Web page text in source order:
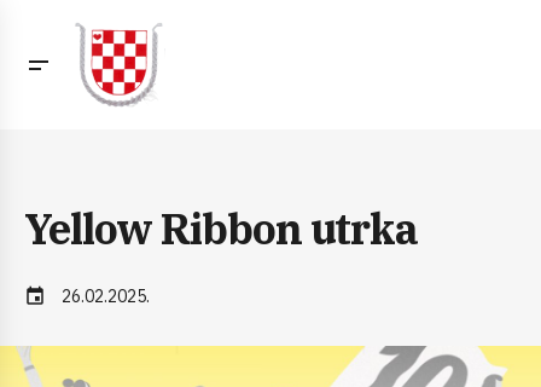
Yellow Ribbon utrka
event 26.02.2025.